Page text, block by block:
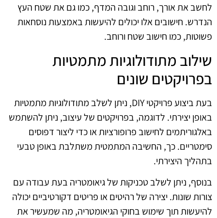
לחשב את אורך, רוחב וגובה המדף, כמו גם את שטח העץ
הנדרש. חישובים אלו יכולים להיעשות באמצעות נוסחאות
פשוטות, כמו חישוב שטח ורוחב.
שילוב מתודולוגיות מתמטיות
בפרויקטים שונים
בעת ביצוע פרויקטי DIY, ניתן לשלב מתודולוגיות מתמטיות
באופן יצירתי. לדוגמה, בפרויקטים של עיצוב, ניתן להשתמש
באלגוריתמים לחישוב פרופורציות או כדי ליצור דפוסים
סימטריים. כך, החשיבה המתמטית משתלבת באופן טבעי
בתהליך היצירתי.
בנוסף, ניתן לשלב טכניקות של גיאומטריה בעת עבודה עם
צורות שונות. יצירה של רהיטים או פריטים דקורטיביים יכולה
להיעשות תוך שימוש בחוקי הגיאומטריה, מה שמעשיר את